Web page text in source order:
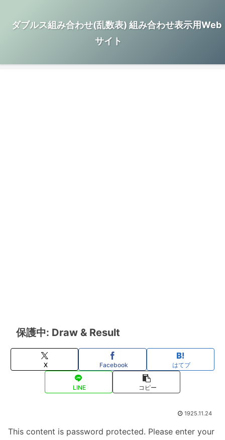
ダブルス組み合わせ(乱数表) 組み合わせ表示用Web
サイト
保護中: Draw & Result
X Facebook はてブ
LINE コピー
1925.11.24
This content is password protected. Please enter your